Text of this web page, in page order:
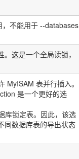
，不能用于 --databases
这是一个全局读锁，
MyISAM 表并行插入。
是一个更好的选
库锁定表。因此，该选
同数据库表的导出状态